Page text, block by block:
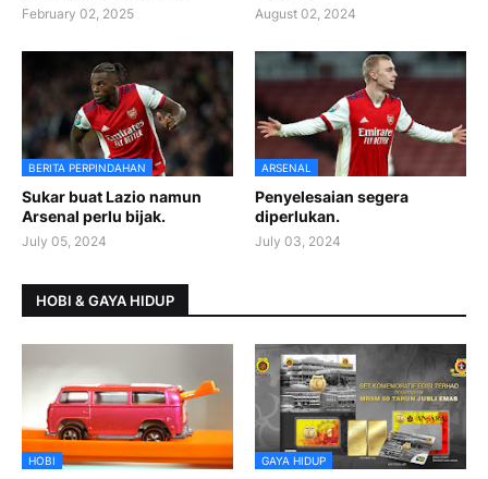
February 02, 2025 August 02, 2024
BERITA PERPINDAHAN
Sukar buat Lazio namun
Arsenal perlu bijak.
July 05, 2024
ARSENAL
Penyelesaian segera
diperlukan.
July 03, 2024
HOBI & GAYA HIDUP
HOBI GAYA HIDUP